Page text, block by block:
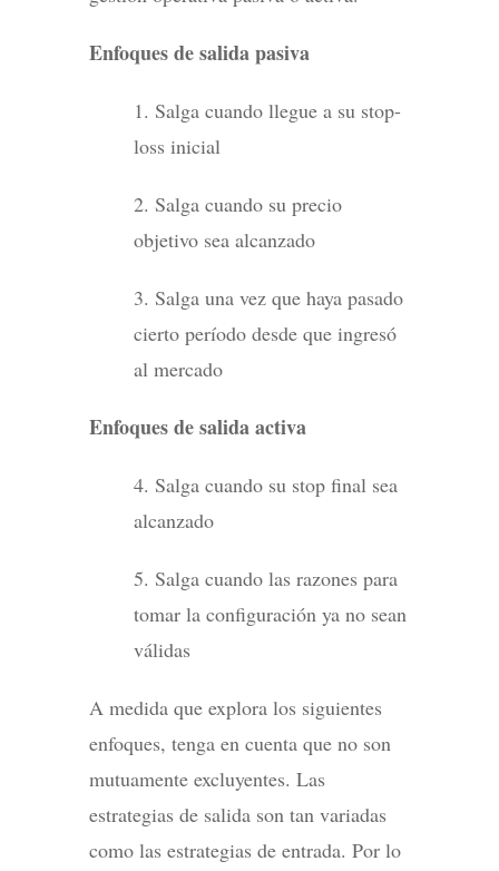
Enfoques de salida pasiva
1. Salga cuando llegue a su stop-
loss inicial
2. Salga cuando su precio
objetivo sea alcanzado
3. Salga una vez que haya pasado
cierto período desde que ingresó
al mercado
Enfoques de salida activa
4. Salga cuando su stop final sea
alcanzado
5. Salga cuando las razones para
tomar la configuración ya no sean
válidas
A medida que explora los siguientes
enfoques, tenga en cuenta que no son
mutuamente excluyentes. Las
estrategias de salida son tan variadas
como las estrategias de entrada. Por lo